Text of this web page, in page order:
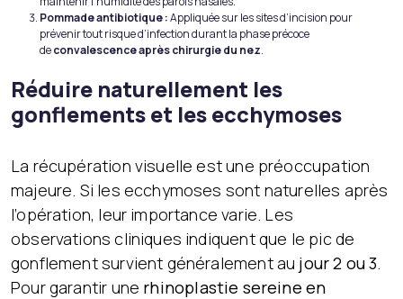
Pommade antibiotique :Appliquée sur les sites d’incision pour
prévenir tout risque d’infection durant la phase précoce
deconvalescence après chirurgie du nez.
Réduire naturellement les
gonflements et les ecchymoses
La récupération visuelle est une préoccupation
majeure. Si les ecchymoses sont naturelles après
l’opération, leur importance varie. Les
observations cliniques indiquent que le pic de
gonflement survient généralement au jour 2 ou 3
Pour garantir une rhinoplastie sereine en